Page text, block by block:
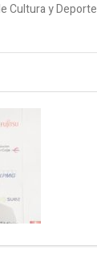
Cultura y Deporte